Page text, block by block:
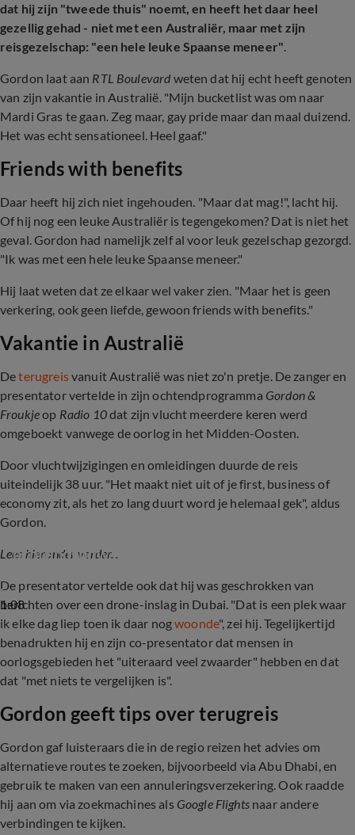
dat hij zijn "tweede thuis" noemt, en heeft het daar heel
gezellig gehad - niet met een Australiër, maar met zijn
reisgezelschap: "een hele leuke Spaanse meneer".
Gordon laat aan RTL Boulevard weten dat hij echt heeft genoten
van zijn vakantie in Australië. "Mijn bucketlist was om naar
Mardi Gras te gaan. Zeg maar, gay pride maar dan maal duizend.
Het was echt sensationeel. Heel gaaf."
Friends with benefits
Daar heeft hij zich niet ingehouden. "Maar dat mag!", lacht hij.
Of hij nog een leuke Australiër is tegengekomen? Dat is niet het
geval. Gordon had namelijk zelf al voor leuk gezelschap gezorgd.
"Ik was met een hele leuke Spaanse meneer."
Hij laat weten dat ze elkaar wel vaker zien. "Maar het is geen
verkering, ook geen liefde, gewoon friends with benefits."
Vakantie in Australië
Deterugreisvanuit Australië was niet zo'n pretje. De zanger en
presentator vertelde in zijn ochtendprogramma Gordon &
Froukjeop Radio 10dat zijn vlucht meerdere keren werd
omgeboekt vanwege de oorlog in het Midden-Oosten.
Door vluchtwijzigingen en omleidingen duurde de reis
uiteindelijk 38 uur. "Het maakt niet uit of je first, business of
economy zit, als het zo lang duurt word je helemaal gek", aldus
Gordon.
Lees hieronder verder...
1:08
ochtendshow op Radio 10
De presentator vertelde ook dat hij was geschrokken van
berichten over een drone-inslag in Dubai. "Dat is een plek waar
ik elke dag liep toen ik daar nogwoonde", zei hij. Tegelijkertijd
benadrukten hij en zijn co-presentator dat mensen in
oorlogsgebieden het "uiteraard veel zwaarder" hebben en dat
dat "met niets te vergelijken is".
Gordon geeft tips over terugreis
Gordon gaf luisteraars die in de regio reizen het advies om
alternatieve routes te zoeken, bijvoorbeeld via Abu Dhabi, en
gebruik te maken van een annuleringsverzekering. Ook raadde
hij aan om via zoekmachines als Google Flightsnaar andere
verbindingen te kijken.